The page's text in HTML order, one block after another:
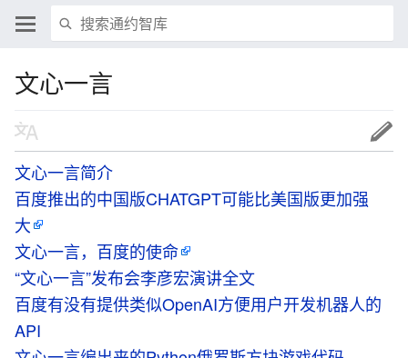
文心一言
文心一言简介
百度推出的中国版CHATGPT可能比美国版更加强
大
文心一言，百度的使命
“文心一言”发布会李彦宏演讲全文
百度有没有提供类似OpenAI方便用户开发机器人的
API